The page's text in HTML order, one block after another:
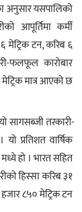
अनुसार यसपालिको
आपूर्तिमा कर्मी
टन, करिब ६
फलफूल कारोबार
मात्र आएको छ
सागसब्जी तरकारी-
प्रतिशत वार्षिक
हो । भारत सहित
हिस्सा करिब ३१
८५० मेट्रिक टन